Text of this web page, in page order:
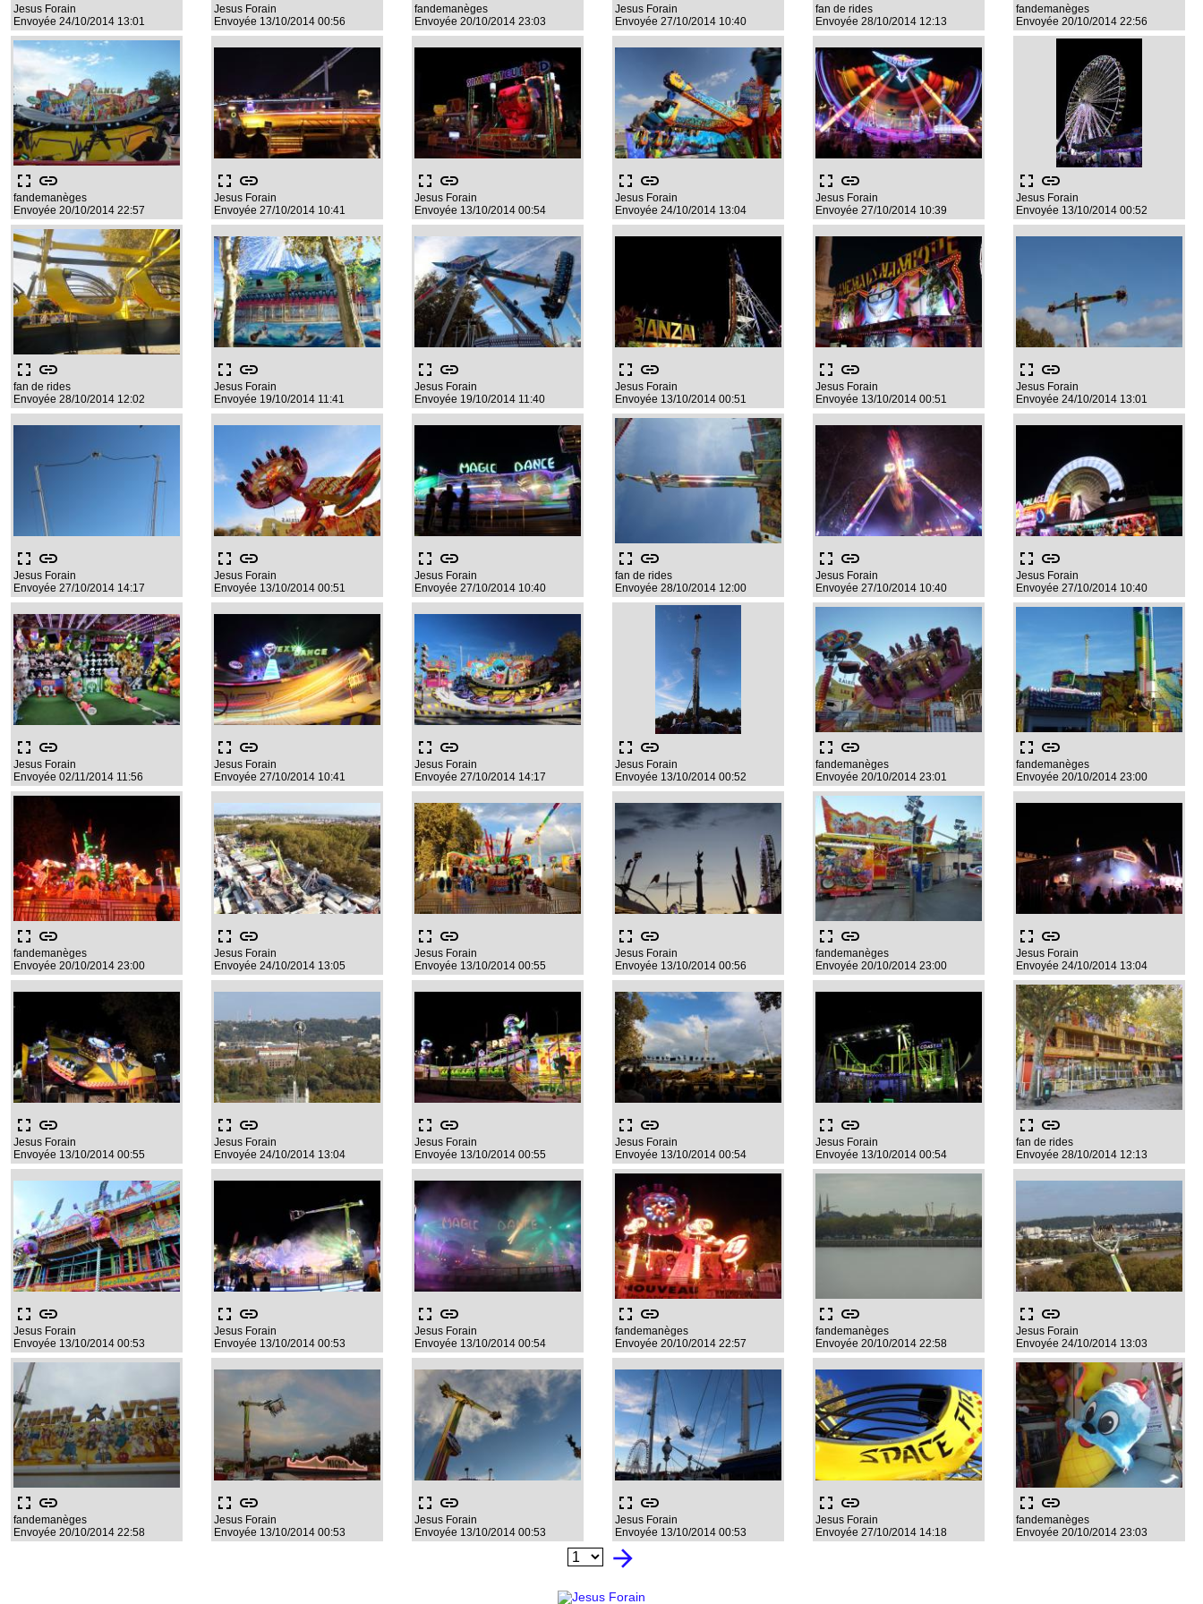
Jesus Forain
Envoyée 24/10/2014 13:01
Jesus Forain
Envoyée 13/10/2014 00:56
fandemanèges
Envoyée 20/10/2014 23:03
Jesus Forain
Envoyée 27/10/2014 10:40
fan de rides
Envoyée 28/10/2014 12:13
fandemanèges
Envoyée 20/10/2014 22:56
fullscreen link
fandemanèges
Envoyée 20/10/2014 22:57
fullscreen link
Jesus Forain
Envoyée 27/10/2014 10:41
fullscreen link
Jesus Forain
Envoyée 13/10/2014 00:54
fullscreen link
Jesus Forain
Envoyée 24/10/2014 13:04
fullscreen link
Jesus Forain
Envoyée 27/10/2014 10:39
fullscreen link
Jesus Forain
Envoyée 13/10/2014 00:52
fullscreen link
fan de rides
Envoyée 28/10/2014 12:02
fullscreen link
Jesus Forain
Envoyée 19/10/2014 11:41
fullscreen link
Jesus Forain
Envoyée 19/10/2014 11:40
fullscreen link
Jesus Forain
Envoyée 13/10/2014 00:51
fullscreen link
Jesus Forain
Envoyée 13/10/2014 00:51
fullscreen link
Jesus Forain
Envoyée 24/10/2014 13:01
fullscreen link
Jesus Forain
Envoyée 27/10/2014 14:17
fullscreen link
Jesus Forain
Envoyée 13/10/2014 00:51
fullscreen link
Jesus Forain
Envoyée 27/10/2014 10:40
fullscreen link
fan de rides
Envoyée 28/10/2014 12:00
fullscreen link
Jesus Forain
Envoyée 27/10/2014 10:40
fullscreen link
Jesus Forain
Envoyée 27/10/2014 10:40
fullscreen link
Jesus Forain
Envoyée 02/11/2014 11:56
fullscreen link
Jesus Forain
Envoyée 27/10/2014 10:41
fullscreen link
Jesus Forain
Envoyée 27/10/2014 14:17
fullscreen link
Jesus Forain
Envoyée 13/10/2014 00:52
fullscreen link
fandemanèges
Envoyée 20/10/2014 23:01
fullscreen link
fandemanèges
Envoyée 20/10/2014 23:00
fullscreen link
fandemanèges
Envoyée 20/10/2014 23:00
fullscreen link
Jesus Forain
Envoyée 24/10/2014 13:05
fullscreen link
Jesus Forain
Envoyée 13/10/2014 00:55
fullscreen link
Jesus Forain
Envoyée 13/10/2014 00:56
fullscreen link
fandemanèges
Envoyée 20/10/2014 23:00
fullscreen link
Jesus Forain
Envoyée 24/10/2014 13:04
fullscreen link
Jesus Forain
Envoyée 13/10/2014 00:55
fullscreen link
Jesus Forain
Envoyée 24/10/2014 13:04
fullscreen link
Jesus Forain
Envoyée 13/10/2014 00:55
fullscreen link
Jesus Forain
Envoyée 13/10/2014 00:54
fullscreen link
Jesus Forain
Envoyée 13/10/2014 00:54
fullscreen link
fan de rides
Envoyée 28/10/2014 12:13
fullscreen link
Jesus Forain
Envoyée 13/10/2014 00:53
fullscreen link
Jesus Forain
Envoyée 13/10/2014 00:53
fullscreen link
Jesus Forain
Envoyée 13/10/2014 00:54
fullscreen link
fandemanèges
Envoyée 20/10/2014 22:57
fullscreen link
fandemanèges
Envoyée 20/10/2014 22:58
fullscreen link
Jesus Forain
Envoyée 24/10/2014 13:03
fullscreen link
fandemanèges
Envoyée 20/10/2014 22:58
fullscreen link
Jesus Forain
Envoyée 13/10/2014 00:53
fullscreen link
Jesus Forain
Envoyée 13/10/2014 00:53
fullscreen link
Jesus Forain
Envoyée 13/10/2014 00:53
fullscreen link
Jesus Forain
Envoyée 27/10/2014 14:18
fullscreen link
fandemanèges
Envoyée 20/10/2014 23:03
arrow_forward